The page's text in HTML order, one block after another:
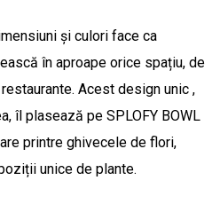
și culori face ca
în aproape orice spațiu, de
Acest design unic ,
îl plasează pe SPLOFY BOWL
printre ghivecele de flori,
unice de plante.